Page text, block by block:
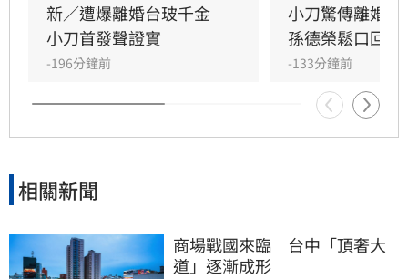
長年相處失去交集，且小刀長期「無特別作為」
導致感情破裂。小刀昔日以5566成員身分紅遍亞
洲，後轉型幕後經營影視與文創事業，對於婚變
傳聞，雙方至今皆未公開回應與說明，昔日宛如
童
新／遭爆離婚台玻千金
小刀首發聲證實
-196分鐘前
小刀驚傳離婚
孫德榮鬆口回應
-133分鐘前
相關新聞
商場戰國來臨　台中「頂奢大
道」逐漸成形